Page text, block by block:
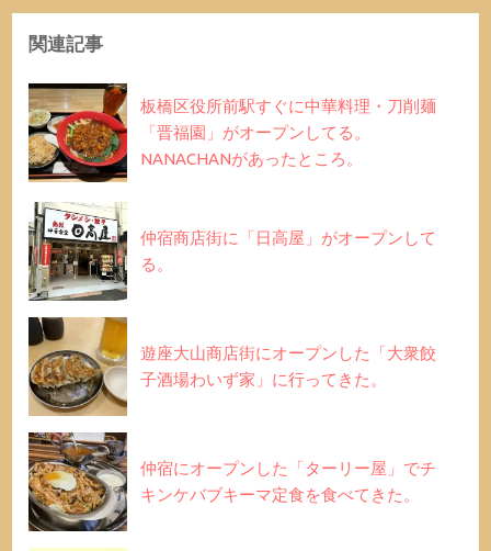
関連記事
板橋区役所前駅すぐに中華料理・刀削麺
「晋福園」がオープンしてる。
NANACHANがあったところ。
仲宿商店街に「日高屋」がオープンして
る。
遊座大山商店街にオープンした「大衆餃
子酒場わいず家」に行ってきた。
仲宿にオープンした「ターリー屋」でチ
キンケバブキーマ定食を食べてきた。